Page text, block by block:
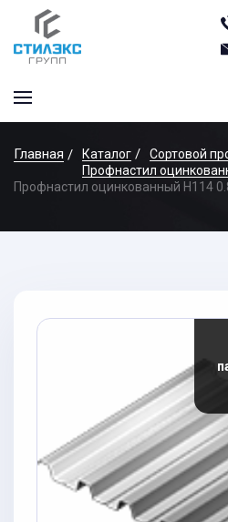
Главная Каталог Сортовой
Профнастил
Профнастил оцинкованный Н114